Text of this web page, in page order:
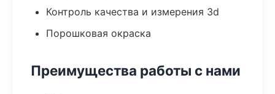
Контроль качества и измерения 3d
Порошковая окраска
Преимущества работы с нами